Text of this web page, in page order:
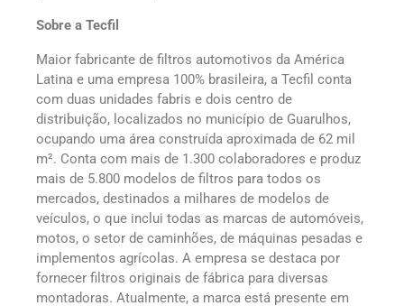
Sobre a Tecfil
Maior fabricante de filtros automotivos da América
Latina e uma empresa 100% brasileira, a Tecfil conta
com duas unidades fabris e dois centro de
distribuição, localizados no município de Guarulhos,
ocupando uma área construída aproximada de 62 mil
m². Conta com mais de 1.300 colaboradores e produz
mais de 5.800 modelos de filtros para todos os
mercados, destinados a milhares de modelos de
veículos, o que inclui todas as marcas de automóveis,
motos, o setor de caminhões, de máquinas pesadas e
implementos agrícolas. A empresa se destaca por
fornecer filtros originais de fábrica para diversas
montadoras. Atualmente, a marca está presente em